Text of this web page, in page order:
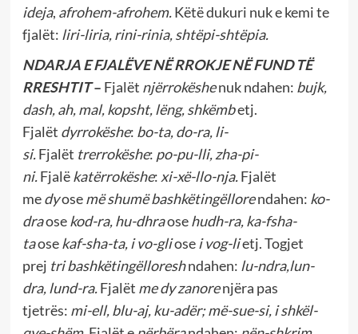
ideja, afrohem-afrohem.Këtë dukuri nuk e kemi te
fjalët: liri-liria, rini-rinia, shtëpi-shtëpia.
NDARJA E FJALËVE NË RROKJE NË FUND TË
RRESHTIT– Fjalët njërrokëshenuk ndahen: bujk,
dash, ah, mal, kopsht, lëng, shkëmbetj.
Fjalët dyrrokëshe: bo-ta, do-ra, li-
si.Fjalët trerrokëshe: po-pu-lli, zha-pi-
ni.Fjalëkatërrokëshe: xi-xë-llo-nja.Fjalët
medyosemë shumë bashkëtingëllorendahen: ko-
draosekod-ra, hu-dhraosehudh-ra, ka-fsha-
taosekaf-sha-ta, i vo-gliosei vog-lietj. Togjet
prej tri bashkëtingëlloreshndahen: lu-ndra,lun-
dra, lund-ra.Fjalët me dy zanorenjëra pas
tjetrës: mi-ell, blu-aj, ku-adër; më-sue-si, i shkël-